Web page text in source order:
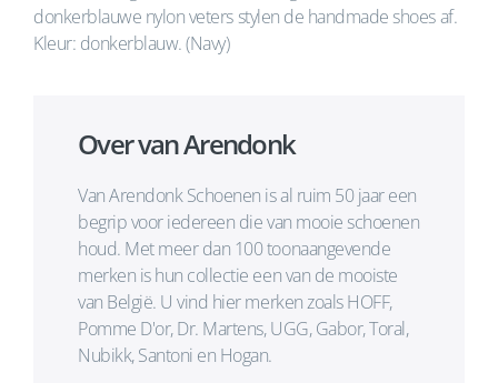
donkerblauwe nylon veters stylen de handmade shoes af.
Kleur: donkerblauw. (Navy)
Over van Arendonk
Van Arendonk Schoenen is al ruim 50 jaar een
begrip voor iedereen die van mooie schoenen
houd. Met meer dan 100 toonaangevende
merken is hun collectie een van de mooiste
van België. U vind hier merken zoals HOFF,
Pomme D'or, Dr. Martens, UGG, Gabor, Toral,
Nubikk, Santoni en Hogan.